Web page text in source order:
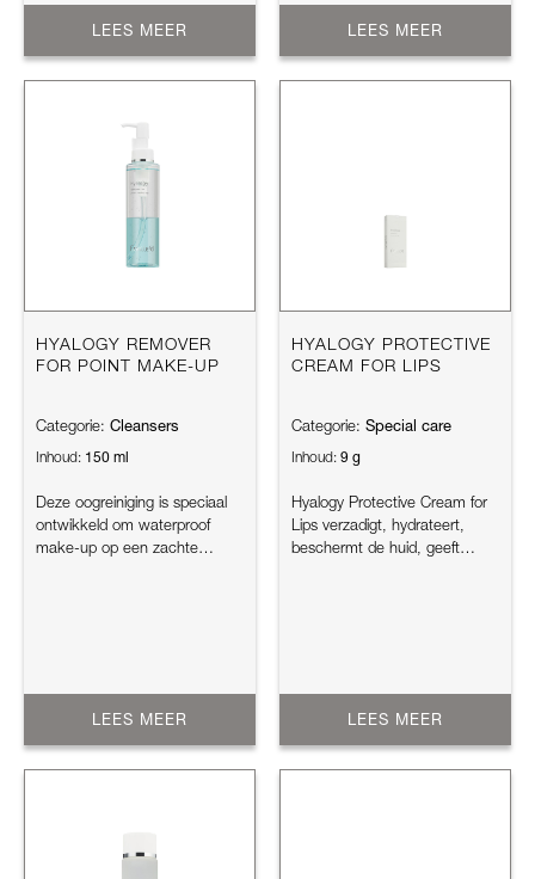
LEES MEER LEES MEER
HYALOGY REMOVER
FOR POINT MAKE-UP
Categorie: Cleansers
Inhoud: 150 ml
Deze oogreiniging is speciaal
ontwikkeld om waterproof
make-up op een zachte
LEES MEER
HYALOGY PROTECTIVE
CREAM FOR LIPS
Categorie: Special care
Inhoud: 9 g
Hyalogy Protective Cream for
Lips verzadigt, hydrateert,
beschermt de huid, geeft
LEES MEER